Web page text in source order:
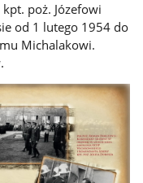
poż. Józefowi
od 1 lutego 1954 do
Michalakowi.